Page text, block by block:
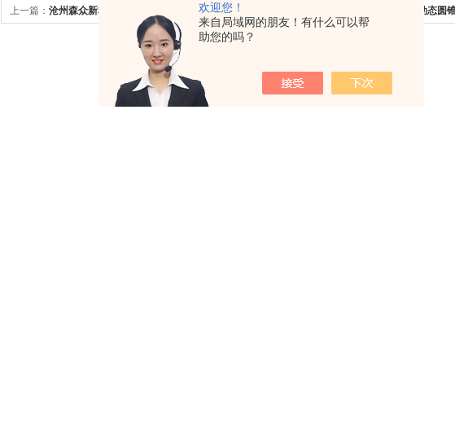
欢迎您！
来自局域网的朋友！有什么可以帮
助您的吗？
上一篇： 沧州森众新标铁路标准粗粒土渗透仪10751渗透 勘探动力圆锥贯入仪DCP动态圆